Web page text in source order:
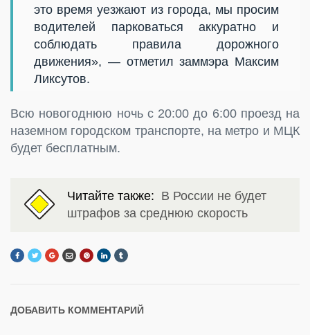
это время уезжают из города, мы просим
водителей парковаться аккуратно и
соблюдать правила дорожного
движения», — отметил заммэра Максим
Ликсутов.
Всю новогоднюю ночь с 20:00 до 6:00 проезд на
наземном городском транспорте, на метро и МЦК
будет бесплатным.
Читайте также: В России не будет
штрафов за среднюю скорость
ДОБАВИТЬ КОММЕНТАРИЙ